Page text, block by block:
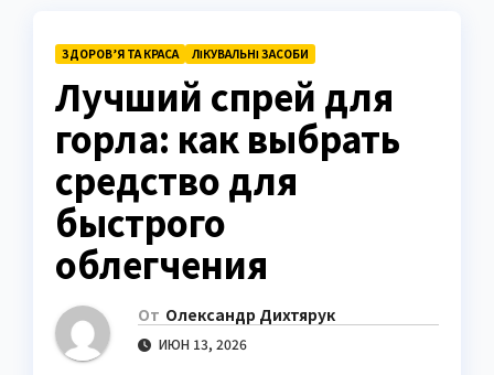
ЗДОРОВ’Я ТА КРАСА ЛІКУВАЛЬНІ ЗАСОБИ
Лучший спрей для
горла: как выбрать
средство для
быстрого
облегчения
От Олександр Дихтярук
ИЮН 13, 2026